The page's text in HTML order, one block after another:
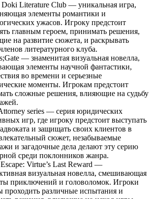
Literature Club — уникальная игра,
элементы романтики и
ужасов. Игроку предстоит
главным героем, принимать решения,
на развитие сюжета, и раскрывать
литературного клуба.
— знаменитая визуальная новелла,
элементы научной фантастики,
во времени и серьезные
моменты. Игрокам предстоит
сложные решения, влияющие на судьбу
series — серия юридических
игр, где игроку предстоит выступать
и защищать своих клиентов в
сюжет, незабываемые
и загадочные дела делают эту серию
среди поклонников жанра.
Virtue’s Last Reward —
визуальная новелла, смешивающая
приключений и головоломок. Игроки
проходить различные испытания и